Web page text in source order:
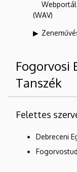
(WAV)
Fogorvosi
Tanszék
Felettes
Debreceni